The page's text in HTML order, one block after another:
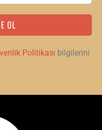
OL
Politikası bilgilerini